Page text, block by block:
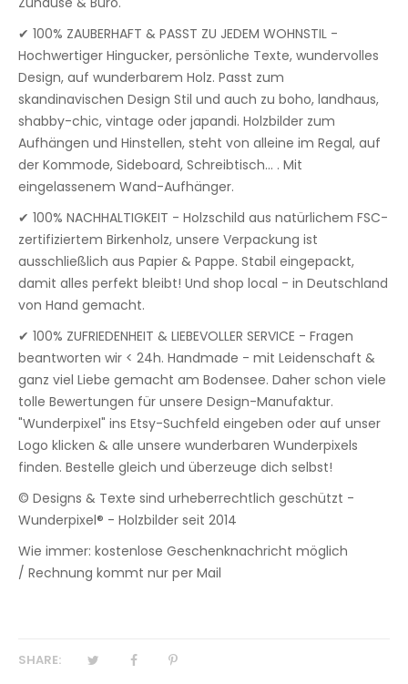
✔ 100% ZAUBERHAFT & PASST ZU JEDEM WOHNSTIL -
Hochwertiger Hingucker, persönliche Texte, wundervolles
Design, auf wunderbarem Holz. Passt zum
skandinavischen Design Stil und auch zu boho, landhaus,
shabby-chic, vintage oder japandi. Holzbilder zum
Aufhängen und Hinstellen, steht von alleine im Regal, auf
der Kommode, Sideboard, Schreibtisch... . Mit
eingelassenem Wand-Aufhänger.
✔ 100% NACHHALTIGKEIT - Holzschild aus natürlichem FSC-
zertifiziertem Birkenholz, unsere Verpackung ist
ausschließlich aus Papier & Pappe. Stabil eingepackt,
damit alles perfekt bleibt! Und shop local - in Deutschland
von Hand gemacht.
✔ 100% ZUFRIEDENHEIT & LIEBEVOLLER SERVICE - Fragen
beantworten wir < 24h. Handmade - mit Leidenschaft &
ganz viel Liebe gemacht am Bodensee. Daher schon viele
tolle Bewertungen für unsere Design-Manufaktur.
"Wunderpixel" ins Etsy-Suchfeld eingeben oder auf unser
Logo klicken & alle unsere wunderbaren Wunderpixels
finden. Bestelle gleich und überzeuge dich selbst!
© Designs & Texte sind urheberrechtlich geschützt -
Wunderpixel® - Holzbilder seit 2014
Wie immer: kostenlose Geschenknachricht möglich
/ Rechnung kommt nur per Mail
SHARE: